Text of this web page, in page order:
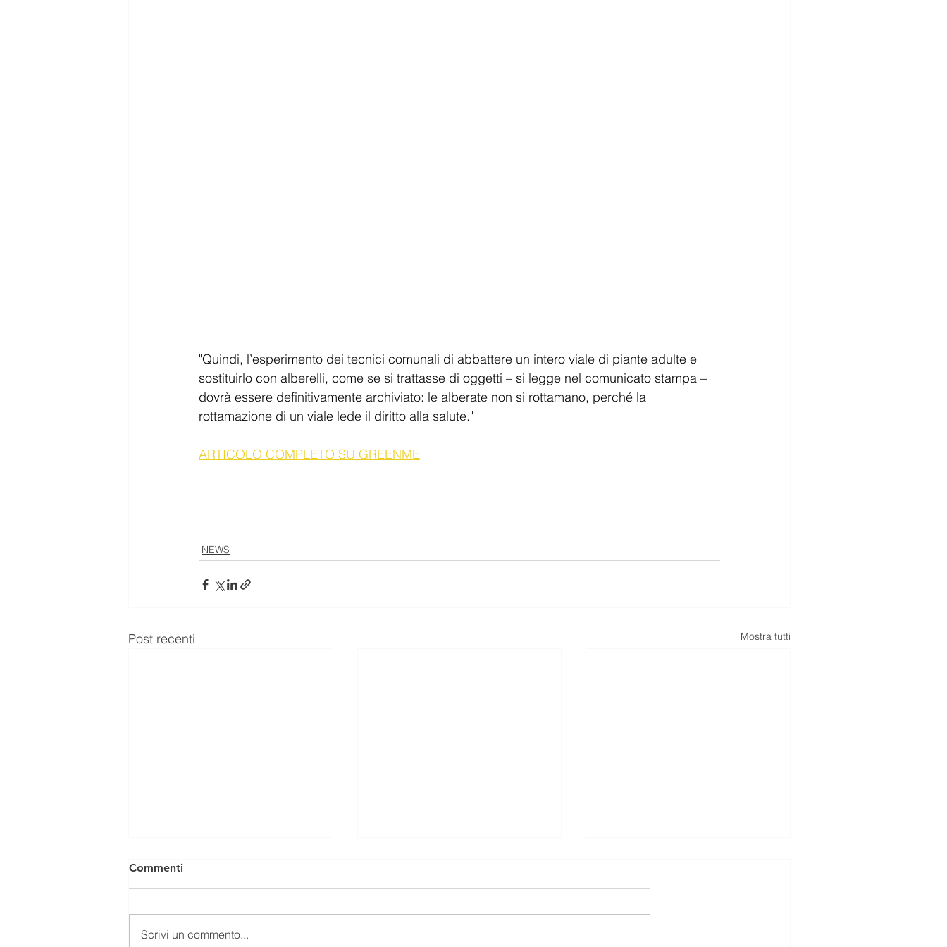
"Quindi, l’esperimento dei tecnici comunali di abbattere un intero viale di piante adulte e
sostituirlo con alberelli, come se si trattasse di oggetti – si legge nel comunicato stampa –
dovrà essere definitivamente archiviato: le alberate non si rottamano, perché la
rottamazione di un viale lede il diritto alla salute."
ARTICOLO COMPLETO SU GREENME
NEWS
Post recenti Mostra tutti
Commenti
Scrivi un commento...